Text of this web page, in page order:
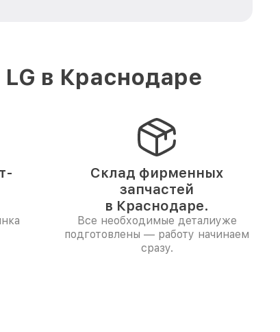
в Краснодаре
Склад фирменных
запчастей
в Краснодаре.
Все необходимые деталиуже
подготовлены — работу начинаем
сразу.